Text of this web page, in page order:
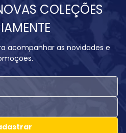
COLEÇÕES
acompanhar as novidades e